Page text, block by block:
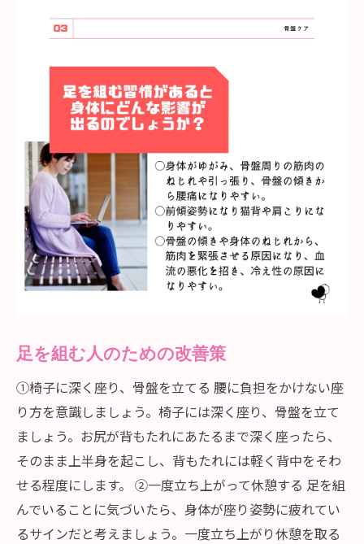
足を組む人のための改善策
①椅子に深く座り、骨盤を立てる 腰に負担をかけない座
り方を意識しましょう。椅子には深く座り、骨盤を立て
ましょう。お尻が背もたれにあたるまで深く座ったら、
そのまま上半身を起こし、背もたれには軽く背中をそわ
せる程度にします。 ②一度立ち上がって休憩する 足を組
んでいることに気づいたら、身体が座り姿勢に疲れてい
るサインだと考えましょう。一度立ち上がり休憩を取る